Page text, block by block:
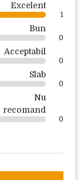
Excelent
1
Bun
0
Acceptabil
0
Slab
0
Nu
recomand
0